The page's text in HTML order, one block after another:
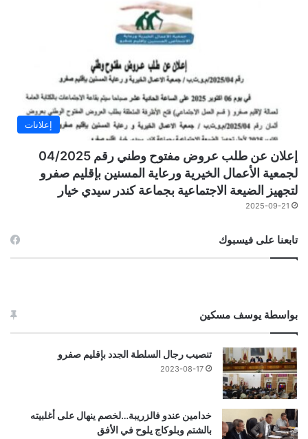
إعلانات
إعلان عن طلب عروض مفتوح وطني رقم 04/2025
لجمعية الأعمال الخيرية ورعاية المسنين بإقليم صفرو
لتجهيز الضيعة الاجتماعية بجماعة كندر سيدي خيار
2025-09-21
تابعنا على فيسبوك
بواسطة يوسف مسكين
تنصيب رجال السلطة الجدد بإقليم صفرو
2023-08-17
خدامين عندو فالزريبة…لخصم ينهال على أغلبيته
بالشتم وبلوكاج يلوح في الأفق